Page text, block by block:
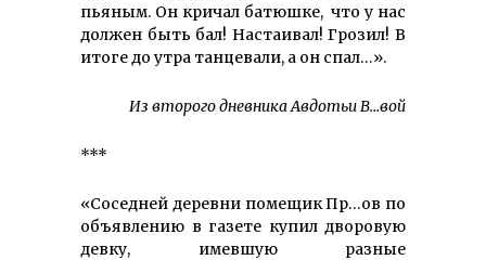
пьяным. Он кричал батюшке, что у нас
должен быть бал! Настаивал! Грозил! В
итоге до утра танцевали, а он спал…».
Из второго дневника Авдотьи В…вой
***
«Соседней деревни помещик Пр…ов по
объявлению в газете купил дворовую
девку, имевшую разные